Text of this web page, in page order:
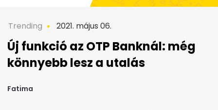
Trending 2021. május 06.
Új funkció az OTP Banknál: még
könnyebb lesz a utalás
Fatima